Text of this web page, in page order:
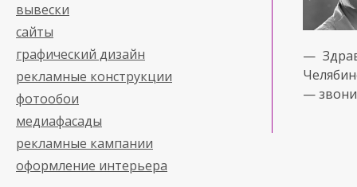
вывески
сайты
графический дизайн
рекламные конструкции
фотообои
медиафасады
рекламные кампании
оформление интерьера
—
—